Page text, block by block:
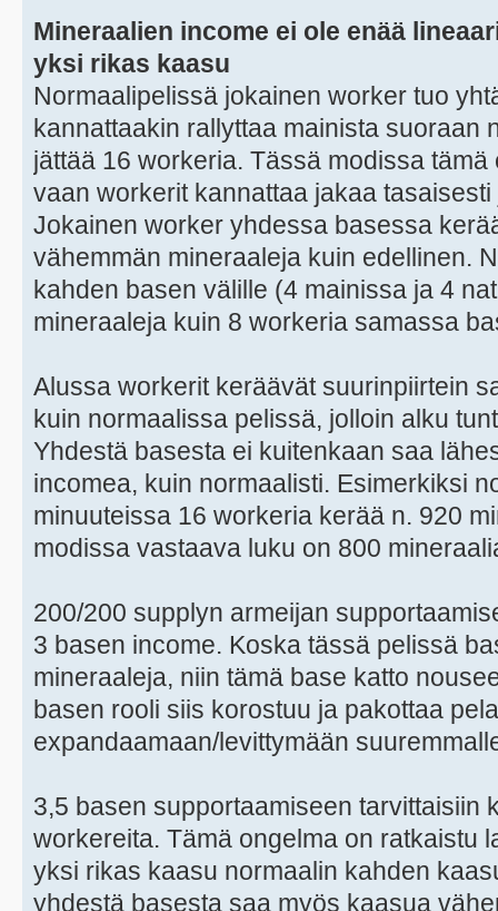
Mineraalien income ei ole enää
yksi rikas kaasu
Normaalipelissä jokainen worker tuo
kannattaakin rallyttaa mainista suoraan
jättää 16 workeria. Tässä modissa
vaan workerit kannattaa jakaa
Jokainen worker yhdessa basessa
vähemmän mineraaleja kuin edellinen.
kahden basen välille (4 mainissa ja 4
mineraaleja kuin 8 workeria samassa
Alussa workerit keräävät suurinpiirtein
kuin normaalissa pelissä, jolloin alku
Yhdestä basesta ei kuitenkaan saa
incomea, kuin normaalisti. Esimerkiksi
minuuteissa 16 workeria kerää n. 920
modissa vastaava luku on 800
200/200 supplyn armeijan
3 basen income. Koska tässä pelissä
mineraaleja, niin tämä base katto
basen rooli siis korostuu ja pakottaa
expandaamaan/levittymään
3,5 basen supportaamiseen tarvittaisiin
workereita. Tämä ongelma on ratkaistu
yksi rikas kaasu normaalin kahden
yhdestä basesta saa myös kaasua